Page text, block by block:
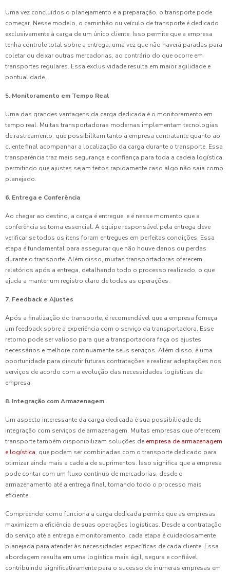
Uma vez concluídos o planejamento e a preparação, o transporte pode
começar. Nesse modelo, o caminhão ou veículo de transporte é dedicado
exclusivamente à carga de um único cliente. Isso permite que a empresa
tenha controle total sobre a entrega, uma vez que não haverá paradas para
coletar ou deixar outras mercadorias, ao contrário do que ocorre em
transportes regulares. Essa exclusividade resulta em maior agilidade e
pontualidade.
5. Monitoramento em Tempo Real
Uma das grandes vantagens da carga dedicada é o monitoramento em
tempo real. Muitas transportadoras modernas implementam tecnologias
de rastreamento, que possibilitam tanto à empresa contratante quanto ao
cliente final acompanhar a localização da carga durante o transporte. Essa
transparência traz mais segurança e confiança para toda a cadeia logística,
permitindo que ajustes sejam feitos rapidamente caso algo não saia como
planejado.
6. Entrega e Conferência
Ao chegar ao destino, a carga é entregue, e é nesse momento que a
conferência se torna essencial. A equipe responsável pela entrega deve
verificar se todos os itens foram entregues em perfeitas condições. Essa
etapa é fundamental para assegurar que não houve danos ou perdas
durante o transporte. Além disso, muitas transportadoras oferecem
relatórios após a entrega, detalhando todo o processo realizado, o que
ajuda a manter um registro claro de todas as operações.
7. Feedback e Ajustes
Após a finalização do transporte, é recomendável que a empresa forneça
um feedback sobre a experiência com o serviço da transportadora. Esse
retorno pode ser valioso para que a transportadora faça os ajustes
necessários e melhore continuamente seus serviços. Além disso, é uma
oportunidade para discutir futuras contratações e realizar adaptações nos
serviços de acordo com a evolução das necessidades logísticas da
empresa.
8. Integração com Armazenagem
Um aspecto interessante da carga dedicada é sua possibilidade de
integração com serviços de armazenagem. Muitas empresas que oferecem
transporte também disponibilizam soluções de empresa de armazenagem
e logística, que podem ser combinadas com o transporte dedicado para
otimizar ainda mais a cadeia de suprimentos. Isso significa que a empresa
pode contar com um fluxo contínuo de mercadorias, desde o
armazenamento até a entrega final, tornando todo o processo mais
eficiente.
Compreender como funciona a carga dedicada permite que as empresas
maximizem a eficiência de suas operações logísticas. Desde a contratação
do serviço até a entrega e monitoramento, cada etapa é cuidadosamente
planejada para atender às necessidades específicas de cada cliente. Essa
abordagem resulta em uma logística mais ágil, segura e confiável,
contribuindo significativamente para o sucesso de inúmeras empresas em